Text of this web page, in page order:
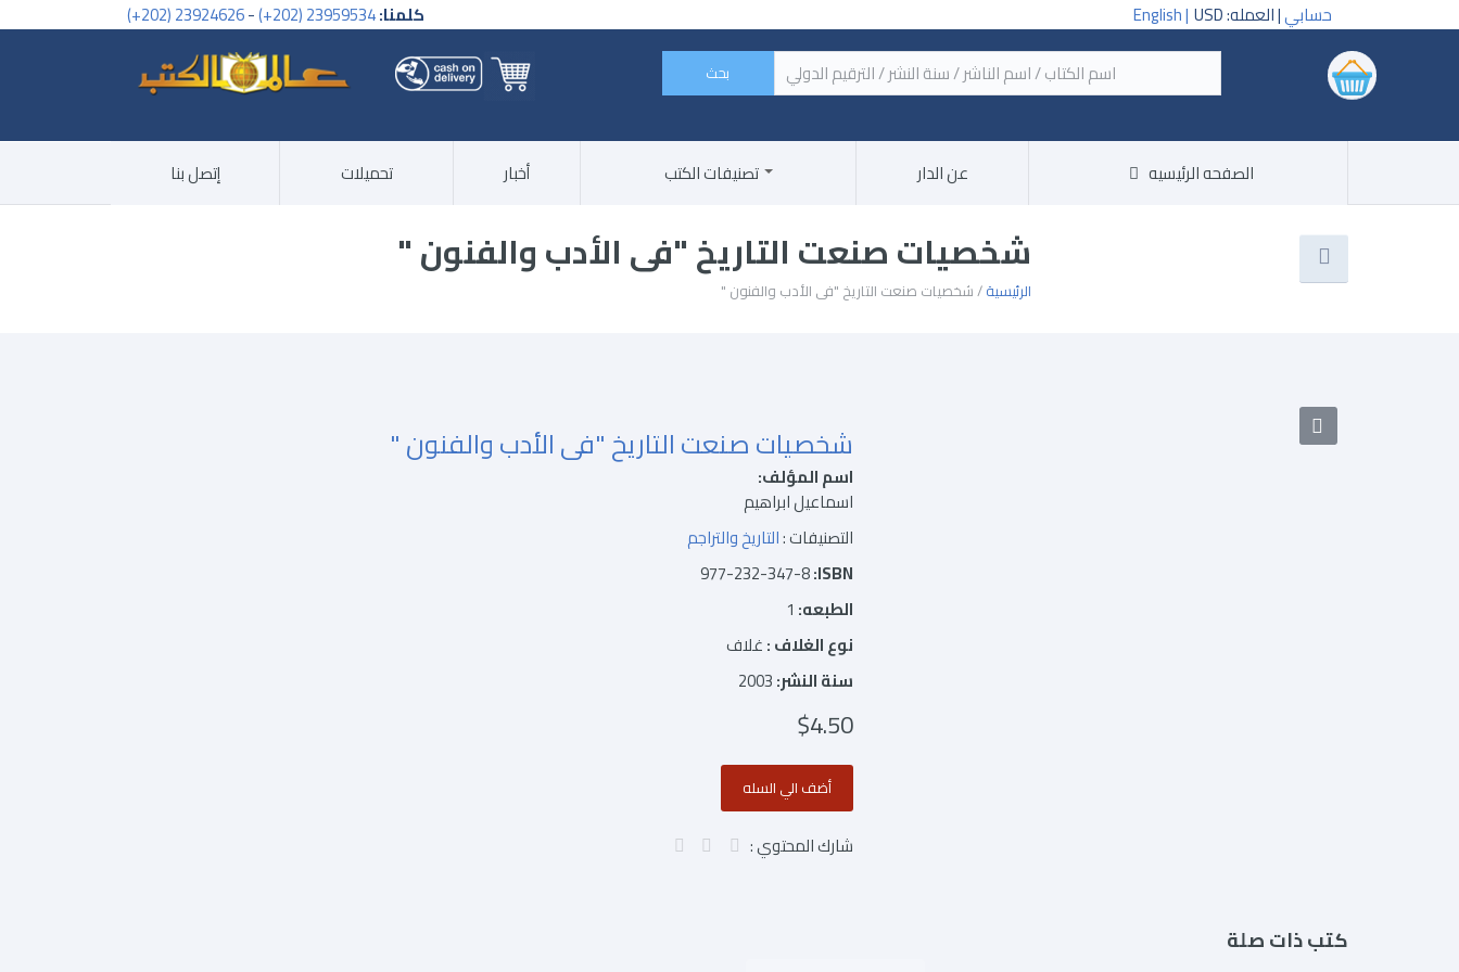
كلمنا:23959534 (202+)
-
23924626 (202+) حسابي| العمله: USD
English |
‏اسم الكتاب / اسم الناشر / سنة النشر / الترقيم الدولي ‏
إتصل بنا تحميلات أخبار تصنيفات الكتب عن الدار الصفحه الرئيسيه
شخصيات صنعت التاريخ "فى الأدب والفنون "
الرئيسية/ شخصيات صنعت التاريخ "فى الأدب والفنون "
شخصيات صنعت التاريخ "فى الأدب والفنون "
اسم المؤلف:
اسماعيل ابراهيم
التصنيفات :التاريخ والتراجم
ISBN:
977-232-347-8
الطبعه: 1
نوع الغلاف :غلاف
سنة النشر:2003
$4.50
شارك المحتوي :
كتب ذات صلة